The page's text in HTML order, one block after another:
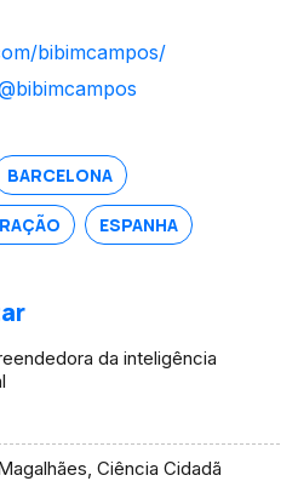
bibimcampos/
BARCELONA
ESPANHA
da inteligência
Ciência Cidadã